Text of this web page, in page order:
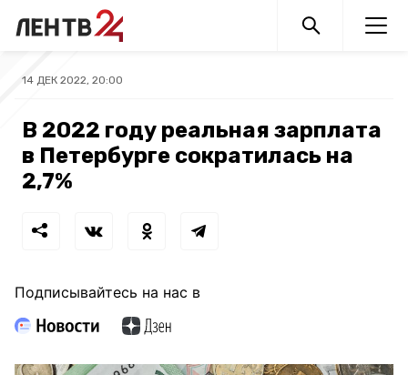
14 ДЕК 2022, 20:00
В 2022 году реальная зарплата
в Петербурге сократилась на
2,7%
Подписывайтесь на нас в